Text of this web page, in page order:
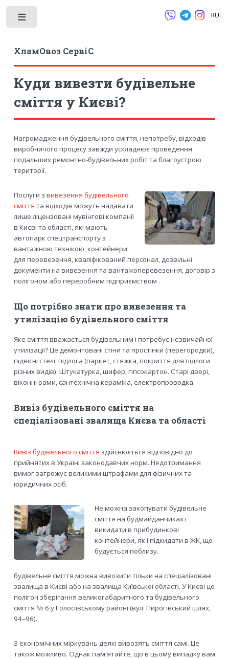
ХламОвоз СервіС
RU
Куди вивезти будівельне
сміття у Києві?
Нагромадження будівельного сміття, непотребу, відходів
виробничого процесу завжди ускладнює проведення
подальших ремонтно-будівельних робіт та благоустрою
території.
Послуги з вивезення будівельного
сміття та відходів можуть надавати
лише ліцензовані мувінгові компанії
в Києві та області, які мають
автопарк спецтранспорту з
вантажною технікою, контейнери
для перевезення, кваліфікований персонал, дозвільні
документи на вивезення та вантажоперевезення, договір з
полігоном або переробним підприємством .
Що потрібно знати про вивезення та
утилізацію будівельного сміття
Яке сміття вважається будівельним і потребує незвичайної
утилізації? Це демонтовані стіни та простінки (перегородки),
підвісні стелі, підлога (паркет, стяжка, покриття для підлоги
різних видів). Штукатурка, шифер, гіпсокартон. Старі двері,
віконні рами, сантехнічна кераміка, електропроводка.
Вивіз будівельного сміття на
спеціалізовані звалища Києва та області
Вивіз будівельного сміття здійснюється відповідно до
прийнятих в Україні законодавчих норм. Недотримання
вимог загрожує великими штрафами для фізичних та
юридичних осіб.
Не можна закопувати будівельне
сміття на будмайданчиках і
викидати в прибудинкові
контейнери, як і підкидати в ЖК, що
будується поблизу.
будівельне сміття можна вивозити тільки на спеціалізовані
звалища в Києві або на звалища Київської області. У Києві це
полігон зберігання великогабаритного та будівельного
сміття № 6 у Голосіївському районі (вул. Пирогівський шлях,
94–96).
З економічних міркувань деякі вивозять сміття самі. Це
також можливо. Однак пам'ятайте, що в цьому випадку вам